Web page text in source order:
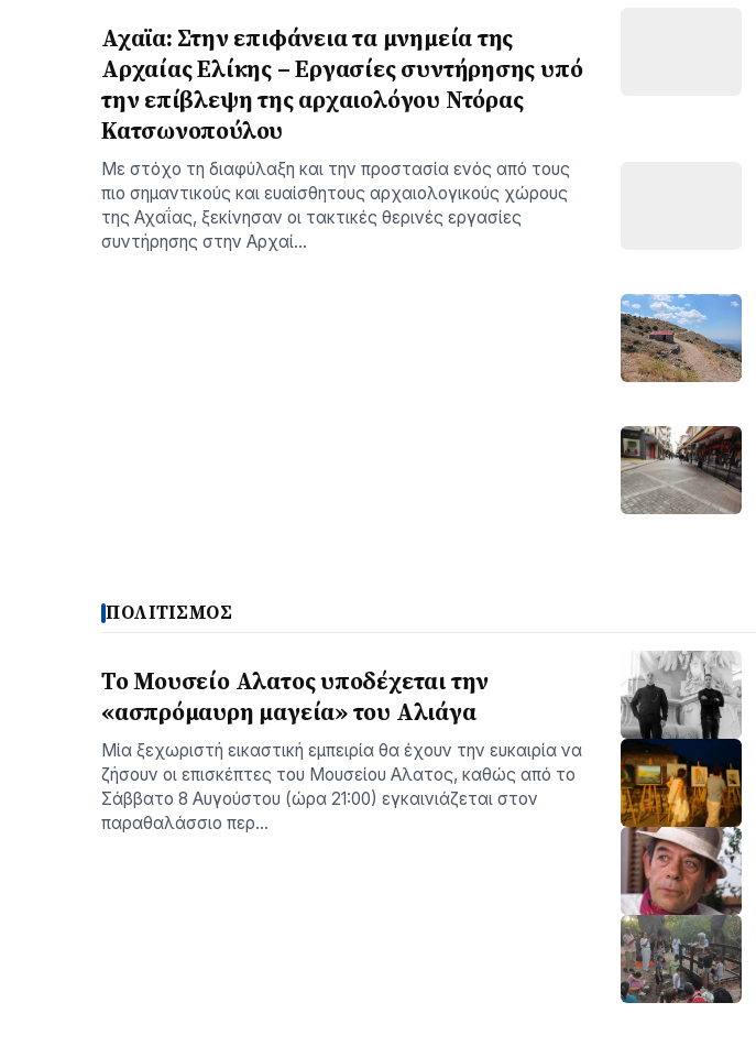
Αχαϊα: Στην επιφάνεια τα μνημεία της
Αρχαίας Ελίκης – Εργασίες συντήρησης υπό
την επίβλεψη της αρχαιολόγου Ντόρας
Κατσωνοπούλου
Με στόχο τη διαφύλαξη και την προστασία ενός από τους
πιο σημαντικούς και ευαίσθητους αρχαιολογικούς χώρους
της Αχαΐας, ξεκίνησαν οι τακτικές θερινές εργασίες
συντήρησης στην Αρχαί…
ΠΟΛΙΤΙΣΜΟΣ
Το Μουσείο Αλατος υποδέχεται την
«ασπρόμαυρη μαγεία» του Αλιάγα
Μία ξεχωριστή εικαστική εμπειρία θα έχουν την ευκαιρία να
ζήσουν οι επισκέπτες του Μουσείου Αλατος, καθώς από το
Σάββατο 8 Αυγούστου (ώρα 21:00) εγκαινιάζεται στον
παραθαλάσσιο περ…